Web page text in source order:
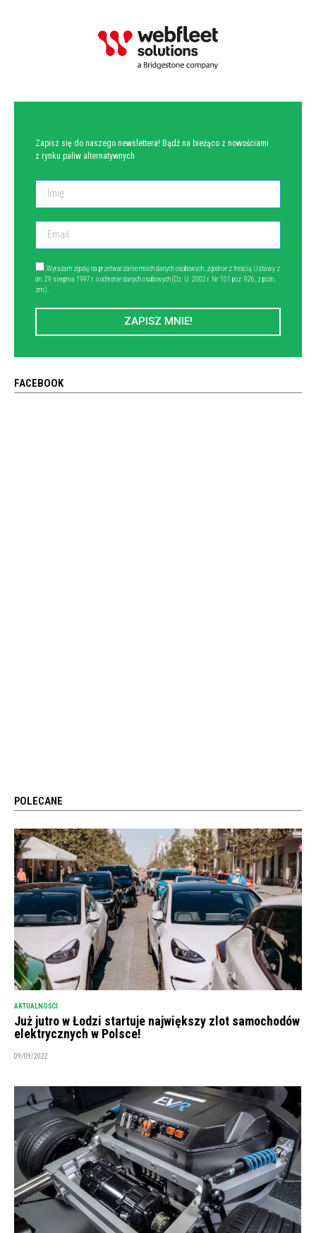
Zapisz się do naszego newslettera! Bądź na bieżąco z nowościami
z rynku paliw alternatywnych
Wyrażam zgodę na przetwarzanie moich danych osobowych, zgodnie z treścią Ustawy z
dn. 29 sierpnia 1997 r. o ochronie danych osobowych (Dz. U. 2002 r. Nr 101 poz. 926, z późn.
zm.).
ZAPISZ MNIE!
FACEBOOK
POLECANE
AKTUALNOŚCI
Już jutro w Łodzi startuje największy zlot samochodów
elektrycznych w Polsce!
09/09/2022